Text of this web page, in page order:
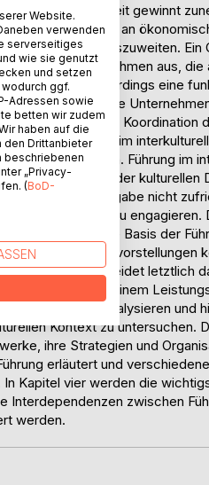
Geschäftstätigkeit gewinnt
an
ins Ausland auszuweiten.
Unternehmen aus,
Dies setzt allerdings eine
das gemeinsame
zu können. Die Koordination
die im
Führung im
die sich aus der
die mit ihrer Aufgabe nicht
zu
bilden die Basis der
und Wertvorstellungen
Damit entscheidet letztlich
seinem
zu analysieren und
Kontext zu untersuchen.
ihre Strategien und
erläutert und
Kapitel vier werden die
Interdependenzen zwischen
werden.
Website.
verwenden
serverseitiges
wie sie genutzt
und setzen
ggf.
Adressen sowie
betten wir zudem
haben auf die
den Drittanbieter
beschriebenen
„Privacy-
(BoD-